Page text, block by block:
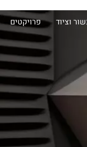
וציוד פרויקטים